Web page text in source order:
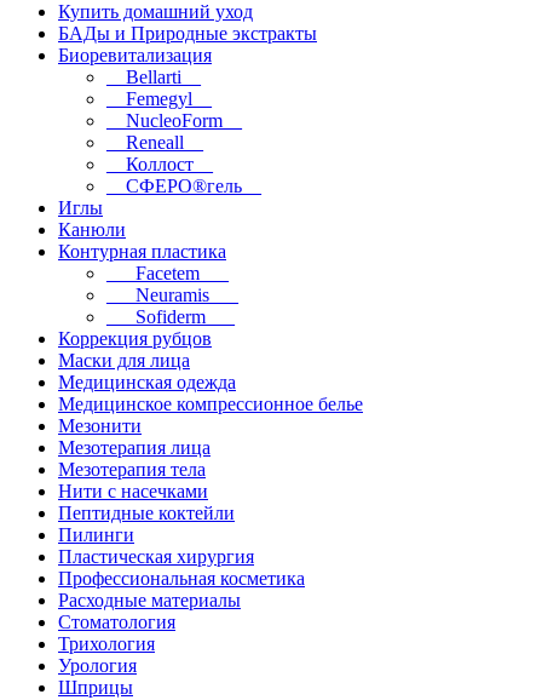
Купить домашний уход
БАДы и Природные экстракты
Биоревитализация
__Bellarti__
__Femegyl__
__NucleoForm__
__Reneall__
__Коллост__
__СФЕРО®гель__
Иглы
Канюли
Контурная пластика
___Facetem___
___Neuramis___
___Sofiderm___
Коррекция рубцов
Маски для лица
Медицинская одежда
Медицинское компрессионное белье
Мезонити
Мезотерапия лица
Мезотерапия тела
Нити с насечками
Пептидные коктейли
Пилинги
Пластическая хирургия
Профессиональная косметика
Расходные материалы
Стоматология
Трихология
Урология
Шприцы